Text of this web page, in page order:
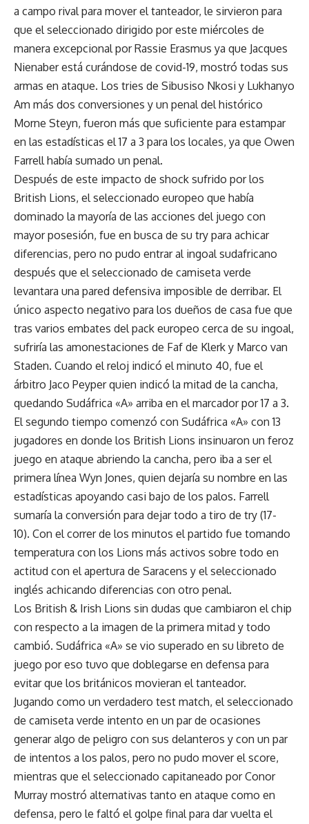
a campo rival para mover el tanteador, le sirvieron para
que el seleccionado dirigido por este miércoles de
manera excepcional por Rassie Erasmus ya que Jacques
Nienaber está curándose de covid-19, mostró todas sus
armas en ataque. Los tries de Sibusiso Nkosi y Lukhanyo
Am más dos conversiones y un penal del histórico
Morne Steyn, fueron más que suficiente para estampar
en las estadísticas el 17 a 3 para los locales, ya que Owen
Farrell había sumado un penal.
Después de este impacto de shock sufrido por los
British Lions, el seleccionado europeo que había
dominado la mayoría de las acciones del juego con
mayor posesión, fue en busca de su try para achicar
diferencias, pero no pudo entrar al ingoal sudafricano
después que el seleccionado de camiseta verde
levantara una pared defensiva imposible de derribar. El
único aspecto negativo para los dueños de casa fue que
tras varios embates del pack europeo cerca de su ingoal,
sufriría las amonestaciones de Faf de Klerk y Marco van
Staden. Cuando el reloj indicó el minuto 40, fue el
árbitro Jaco Peyper quien indicó la mitad de la cancha,
quedando Sudáfrica «A» arriba en el marcador por 17 a 3.
El segundo tiempo comenzó con Sudáfrica «A» con 13
jugadores en donde los British Lions insinuaron un feroz
juego en ataque abriendo la cancha, pero iba a ser el
primera línea Wyn Jones, quien dejaría su nombre en las
estadísticas apoyando casi bajo de los palos. Farrell
sumaría la conversión para dejar todo a tiro de try (17-
10). Con el correr de los minutos el partido fue tomando
temperatura con los Lions más activos sobre todo en
actitud con el apertura de Saracens y el seleccionado
inglés achicando diferencias con otro penal.
Los British & Irish Lions sin dudas que cambiaron el chip
con respecto a la imagen de la primera mitad y todo
cambió. Sudáfrica «A» se vio superado en su libreto de
juego por eso tuvo que doblegarse en defensa para
evitar que los británicos movieran el tanteador.
Jugando como un verdadero test match, el seleccionado
de camiseta verde intento en un par de ocasiones
generar algo de peligro con sus delanteros y con un par
de intentos a los palos, pero no pudo mover el score,
mientras que el seleccionado capitaneado por Conor
Murray mostró alternativas tanto en ataque como en
defensa, pero le faltó el golpe final para dar vuelta el